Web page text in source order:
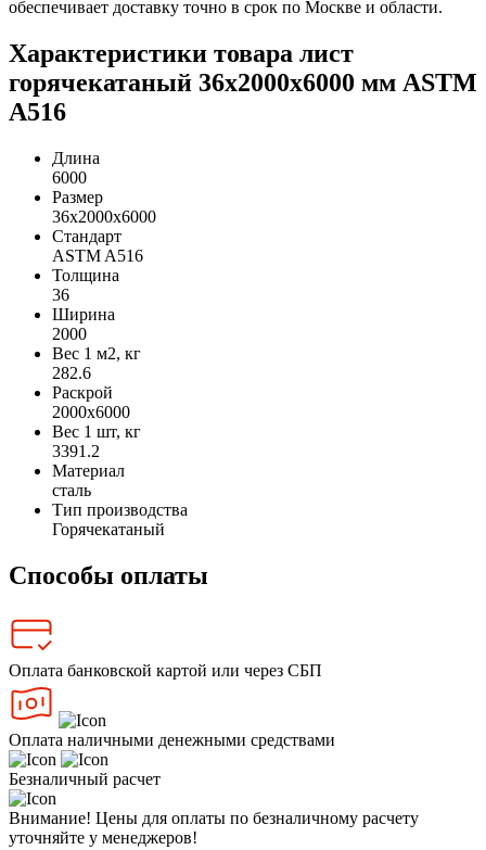
обеспечивает доставку точно в срок по Москве и области.
Характеристики товара лист
горячекатаный 36х2000х6000 мм ASTM
A516
Длина
6000
Размер
36х2000х6000
Стандарт
ASTM A516
Толщина
36
Ширина
2000
Вес 1 м2, кг
282.6
Раскрой
2000х6000
Вес 1 шт, кг
3391.2
Материал
сталь
Тип производства
Горячекатаный
Способы оплаты
Оплата банковской картой или через СБП
Оплата наличными денежными средствами
Безналичный расчет
Внимание! Цены для оплаты по безналичному расчету
уточняйте у менеджеров!